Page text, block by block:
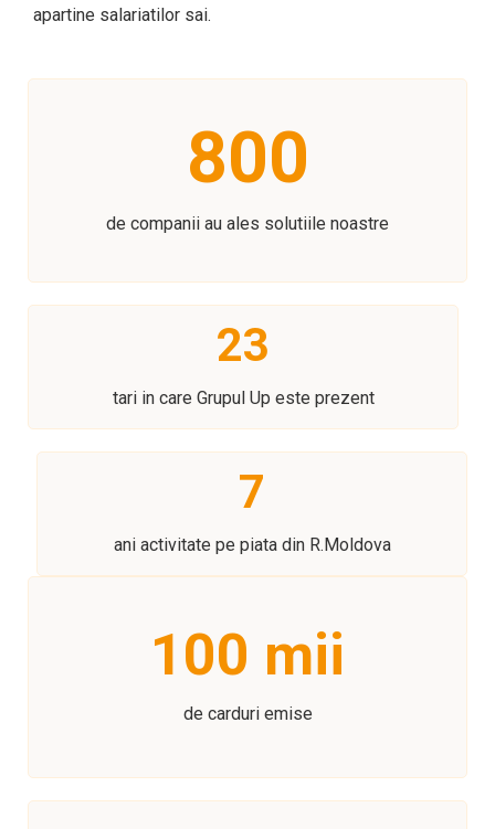
apartine salariatilor sai.
de companii au ales solutiile noastre
800
tari in care Grupul Up este prezent
23
ani activitate pe piata din R.Moldova
7
de carduri emise
100 mii